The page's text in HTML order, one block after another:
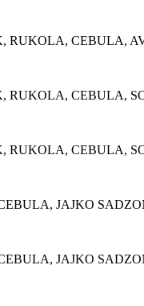
RUKOLA, CEBULA,
CEBULA,
RUKOLA, CEBULA,
JAJKO
JAJKO